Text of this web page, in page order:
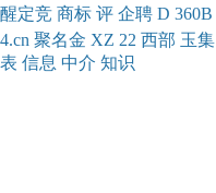
醒定竞 商标 评 企聘 D 360B
4.cn 聚名金 XZ 22 西部 玉集
表 信息 中介 知识